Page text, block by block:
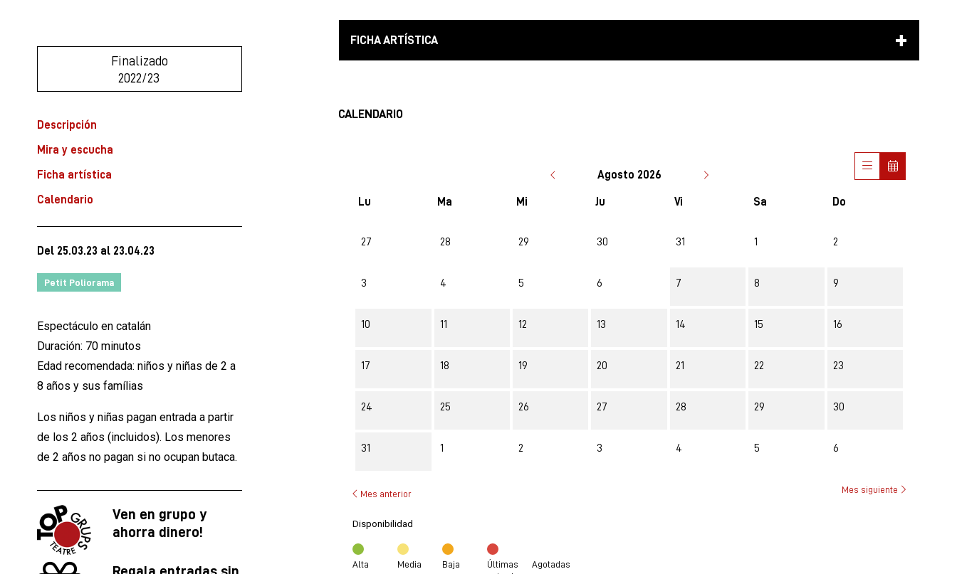
Finalizado
2022/23
Descripción
Mira y escucha
Ficha artística
Calendario
Del 25.03.23 al 23.04.23
Petit Poliorama
Espectáculo en catalán
Duración: 70 minutos
Edad recomendada: niños y niñas de 2 a
8 años y sus famílias
Los niños y niñas pagan entrada a partir
de los 2 años (incluidos). Los menores
de 2 años no pagan si no ocupan butaca.
Ven en grupo y
ahorra dinero!
Regala entradas sin
FICHA ARTÍSTICA
CALENDARIO
Agosto 2026
Lu Ma Mi Ju Vi Sa Do
No hay ninguna actividad este mes
27 28 29 30 31 1 2
3 4 5 6 7 8 9
10 11 12 13 14 15 16
17 18 19 20 21 22 23
24 25 26 27 28 29 30
31 1 2 3 4 5 6
Mes anterior Mes siguiente
Disponibilidad
Alta Media Baja
Últimas
Agotadas